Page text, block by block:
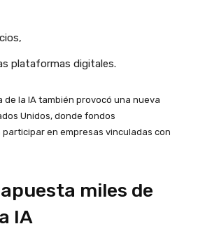
plataformas digitales.
de la IA también provocó una nueva
Unidos, donde fondos
en empresas vinculadas con
miles de
IA